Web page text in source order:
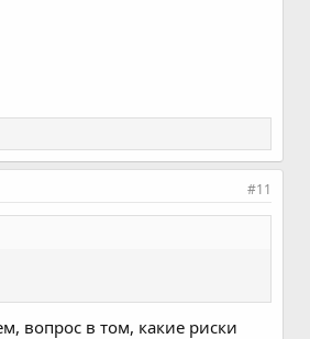
#11
вопрос в том, какие риски